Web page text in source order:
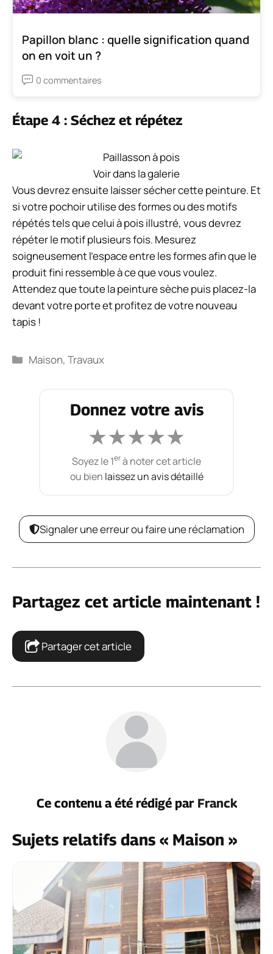
Papillon blanc : quelle signification quand
on en voit un ?
0 commentaires
Étape 4 : Séchez et répétez
Voir dans la galerie
Vous devrez ensuite laisser sécher cette peinture. Et
si votre pochoir utilise des formes ou des motifs
répétés tels que celui à pois illustré, vous devrez
répéter le motif plusieurs fois. Mesurez
soigneusement l'espace entre les formes afin que le
produit fini ressemble à ce que vous voulez.
Attendez que toute la peinture sèche puis placez-la
devant votre porte et profitez de votre nouveau
tapis !
Catégories
Maison,Travaux
Donnez votre avis
★★★★★
Soyez le 1erà noter cet article
ou bien laissez un avis détaillé
Signaler une erreur ou faire une réclamation
Partagez cet article maintenant !
Partager cet article
Ce contenu a été rédigé par Franck
Sujets relatifs dans « Maison »